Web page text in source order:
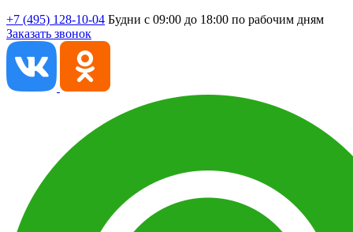
+7 (495) 128-10-04 Будни с 09:00 до 18:00 по рабочим дням
Заказать звонок